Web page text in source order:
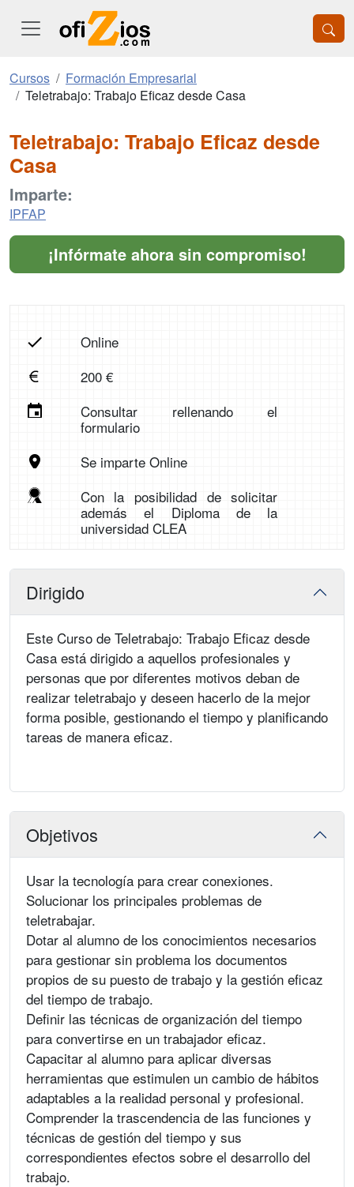
Cursos
Formación Empresarial
Teletrabajo: Trabajo Eficaz desde Casa
Teletrabajo: Trabajo Eficaz desde
Casa
Imparte:
IPFAP
¡Infórmate ahora sin compromiso!
Online
200 €
Consultar rellenando el
formulario
Se imparte Online
Con la posibilidad de solicitar
además el Diploma de la
universidad CLEA
Dirigido
Este Curso de Teletrabajo: Trabajo Eficaz desde
Casa está dirigido a aquellos profesionales y
personas que por diferentes motivos deban de
realizar teletrabajo y deseen hacerlo de la mejor
forma posible, gestionando el tiempo y planificando
tareas de manera eficaz.
Objetivos
Usar la tecnología para crear conexiones.
Solucionar los principales problemas de
teletrabajar.
Dotar al alumno de los conocimientos necesarios
para gestionar sin problema los documentos
propios de su puesto de trabajo y la gestión eficaz
del tiempo de trabajo.
Definir las técnicas de organización del tiempo
para convertirse en un trabajador eficaz.
Capacitar al alumno para aplicar diversas
herramientas que estimulen un cambio de hábitos
adaptables a la realidad personal y profesional.
Comprender la trascendencia de las funciones y
técnicas de gestión del tiempo y sus
correspondientes efectos sobre el desarrollo del
trabajo.